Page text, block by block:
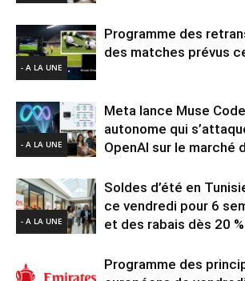
- A LA UNE
Programme des
des matches prévus
- A LA UNE
Meta lance Muse Code
autonome qui
OpenAI sur le marché
- A LA UNE
Soldes d’été en
ce vendredi pour 6
et des rabais dès 20 %
Programme des